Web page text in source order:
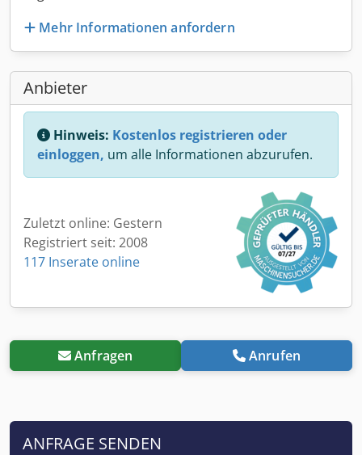
Mehr Informationen anfordern
Anbieter
Hinweis: Kostenlos registrieren oder
einloggen, um alle Informationen abzurufen.
Zuletzt online: Gestern
Registriert seit: 2008
117 Inserate online
Anfragen Anrufen
ANFRAGE SENDEN